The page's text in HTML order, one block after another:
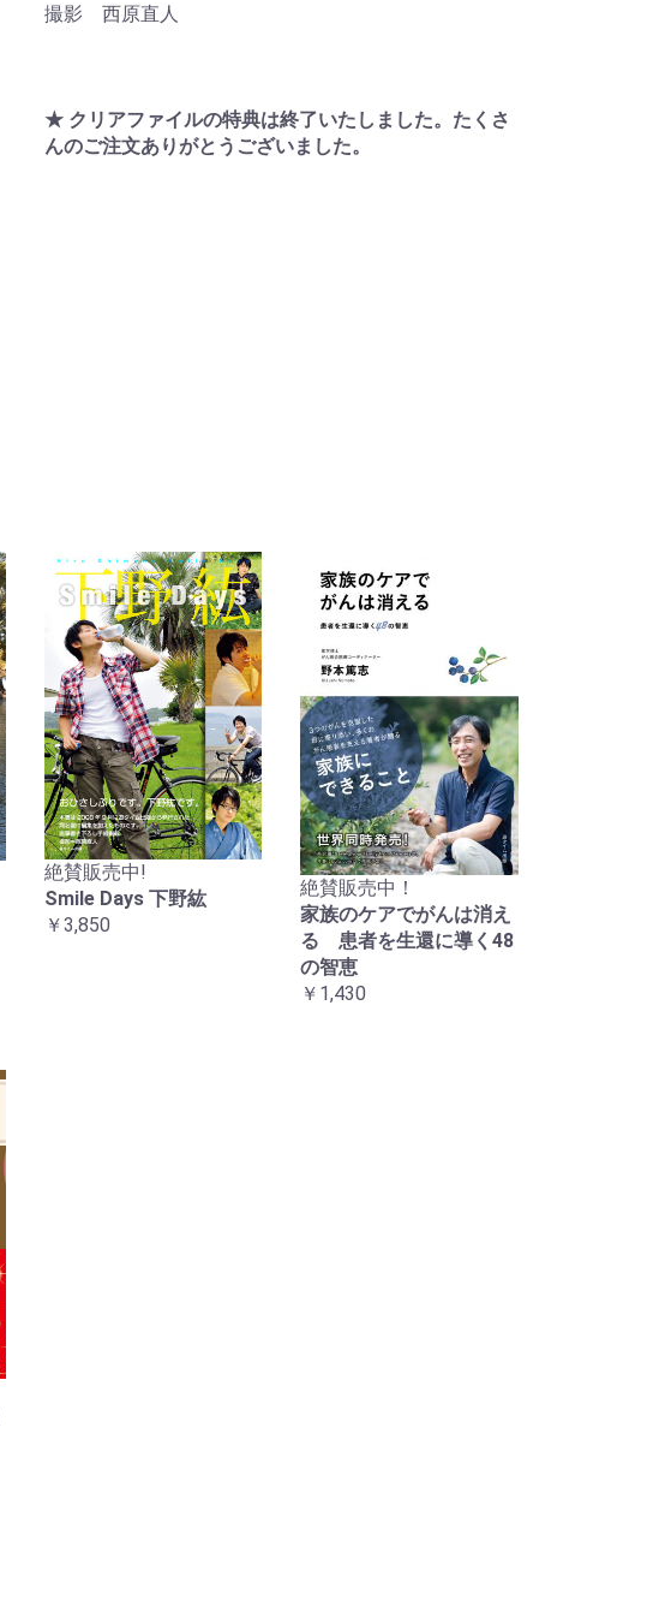
撮影 西原直人
★ クリアファイルの特典は終了いたしました。たくさ
んのご注文ありがとうございました。
絶賛販売中!
Smile Days 下野紘
￥3,850
絶賛販売中！
家族のケアでがんは消え
る 患者を生還に導く48
の智恵
￥1,430